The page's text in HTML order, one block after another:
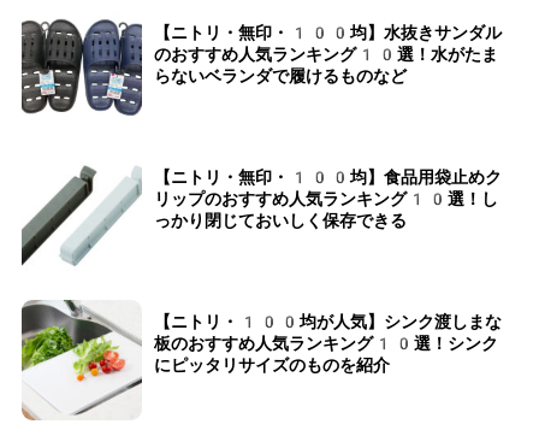
【ニトリ・無印・100均】水抜きサンダル
のおすすめ人気ランキング10選！水がたま
らないベランダで履けるものなど
【ニトリ・無印・100均】食品用袋止めク
リップのおすすめ人気ランキング10選！し
っかり閉じておいしく保存できる
【ニトリ・100均が人気】シンク渡しまな
板のおすすめ人気ランキング10選！シンク
にピッタリサイズのものを紹介